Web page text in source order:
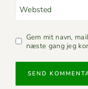
Websted
Gem mit navn,
næste gang jeg